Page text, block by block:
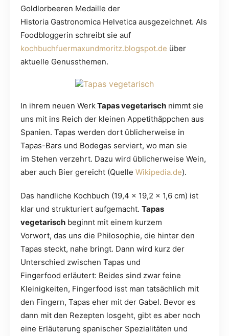
Goldlorbeeren Medaille der
Historia Gastronomica Helvetica ausgezeichnet. Als
Foodbloggerin schreibt sie auf
kochbuchfuermaxundmoritz.blogspot.de über
aktuelle Genussthemen.
In ihrem neuen WerkTapas vegetarisch nimmt sie
uns mit ins Reich der kleinen Appetithäppchen aus
Spanien. Tapas werden dort üblicherweise in
Tapas-Bars und Bodegas serviert, wo man sie
im Stehen verzehrt. Dazu wird üblicherweise Wein,
aber auch Bier gereicht (Quelle Wikipedia.de).
Das handliche Kochbuch (19,4 x 19,2 x 1,6 cm) ist
klar und strukturiert aufgemacht. Tapas
vegetarisch beginnt mit einem kurzem
Vorwort, das uns die Philosophie, die hinter den
Tapas steckt, nahe bringt. Dann wird kurz der
Unterschied zwischen Tapas und
Fingerfood erläutert: Beides sind zwar feine
Kleinigkeiten, Fingerfood isst man tatsächlich mit
den Fingern, Tapas eher mit der Gabel. Bevor es
dann mit den Rezepten losgeht, gibt es aber noch
eine Erläuterung spanischer Spezialitäten und